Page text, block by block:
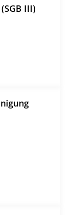
III)